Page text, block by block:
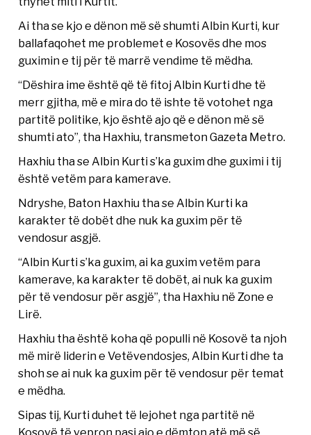
Ai tha se kjo e dënon më së shumti Albin Kurti, kur
ballafaqohet me problemet e Kosovës dhe mos
guximin e tij për të marrë vendime të mëdha.
“Dëshira ime është që të fitoj Albin Kurti dhe të
merr gjitha, më e mira do të ishte të votohet nga
partitë politike, kjo është ajo që e dënon më së
shumti ato”, tha Haxhiu, transmeton Gazeta Metro.
Haxhiu tha se Albin Kurti s’ka guxim dhe guximi i tij
është vetëm para kamerave.
Ndryshe, Baton Haxhiu tha se Albin Kurti ka
karakter të dobët dhe nuk ka guxim për të
vendosur asgjë.
“Albin Kurti s’ka guxim, ai ka guxim vetëm para
kamerave, ka karakter të dobët, ai nuk ka guxim
për të vendosur për asgjë”, tha Haxhiu në Zone e
Lirë.
Haxhiu tha është koha që populli në Kosovë ta njoh
më mirë liderin e Vetëvendosjes, Albin Kurti dhe ta
shoh se ai nuk ka guxim për të vendosur për temat
e mëdha.
Sipas tij, Kurti duhet të lejohet nga partitë në
Kosovë të vepron pasi ajo e dëmton atë më së